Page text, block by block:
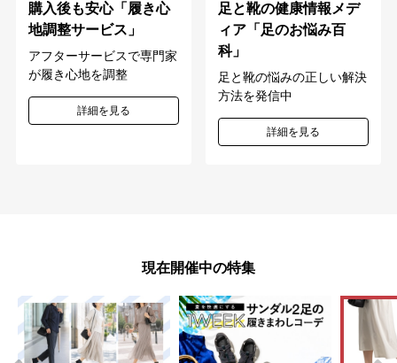
購入後も安心「履き心
地調整サービス」
アフターサービスで専門家
が履き心地を調整
詳細を見る
足と靴の健康情報メデ
ィア「足のお悩み百
科」
足と靴の悩みの正しい解決
方法を発信中
詳細を見る
現在開催中の特集